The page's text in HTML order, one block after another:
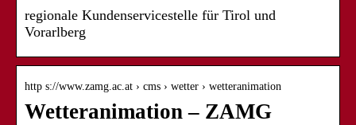
regionale Kundenservicestelle für Tirol und
Vorarlberg
http s://www.zamg.ac.at › cms › wetter › wetteranimation
Wetteranimation – ZAMG